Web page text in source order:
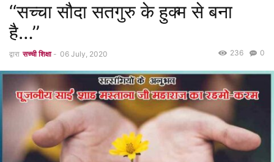
‘‘सच्चा सौदा सतगुरु के हुक्म से बना
है…’’
द्वारा सच्ची शिक्षा - 06 July, 2020 0
236